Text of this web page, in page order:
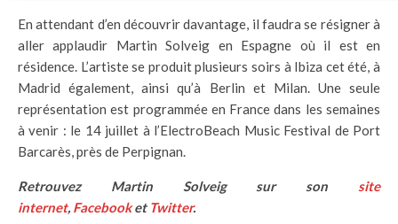
En attendant d’en découvrir davantage, il faudra se résigner à
aller applaudir Martin Solveig en Espagne où il est en
résidence. L’artiste se produit plusieurs soirs à Ibiza cet été, à
Madrid également, ainsi qu’à Berlin et Milan. Une seule
représentation est programmée en France dans les semaines
à venir : le 14 juillet à l’ElectroBeach Music Festival de Port
Barcarès, près de Perpignan.
Retrouvez Martin Solveig sur son site
internet, Facebooket Twitter.